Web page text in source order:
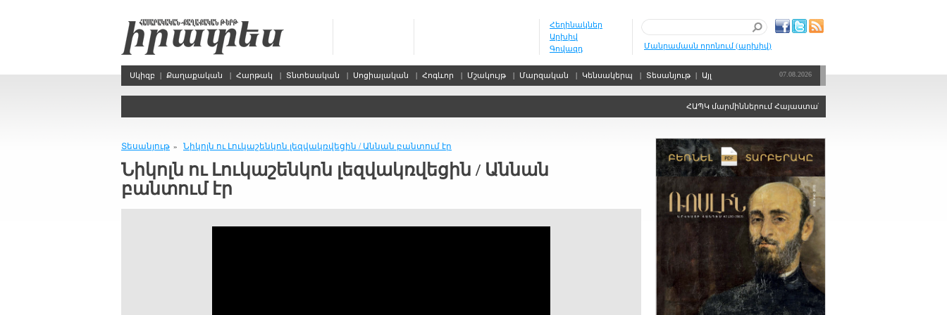
Հեղինակներ
Արխիվ
Գովազդ
Մանրամասն որոնում (արխիվ)
Սկիզբ | Քաղաքական | Հարթակ | Տնտեսական | Սոցիալական | Հոգևոր | Մշակույթ | Մարզական | Կենսակերպ | Տեսանյութ | Այլ 07.08.2026
ՀԱՊԿ մարմիններում Հայաստանին ձայնի իրավունքից զրկելու
Տեսանյութ » Նիկոլն ու Լուկաշենկոն լեզվակռվեցին / Աննան բանտում էր
Նիկոլն ու Լուկաշենկոն լեզվակռվեցին / Աննան
բանտում էր